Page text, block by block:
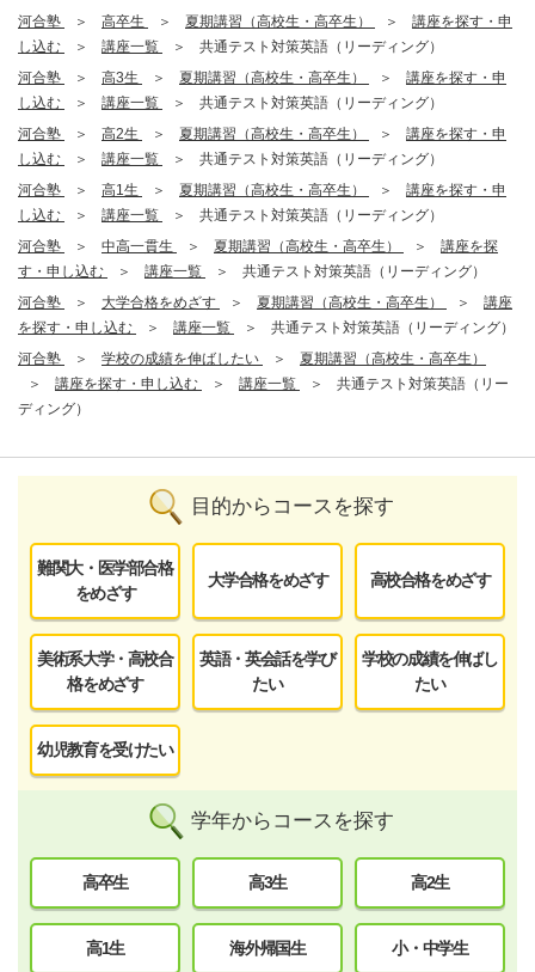
河合塾
高卒生 夏期講習（高校生・高卒生）
講座を探す・申
し込む
講座一覧
共通テスト対策英語（リーディング）
河合塾
高3生 夏期講習（高校生・高卒生）
講座を探す・申
し込む
講座一覧
共通テスト対策英語（リーディング）
河合塾
高2生 夏期講習（高校生・高卒生）
講座を探す・申
し込む
講座一覧
共通テスト対策英語（リーディング）
河合塾
高1生 夏期講習（高校生・高卒生）
講座を探す・申
し込む
講座一覧
共通テスト対策英語（リーディング）
河合塾
中高一貫生 夏期講習（高校生・高卒生）
講座を探
す・申し込む
講座一覧
共通テスト対策英語（リーディング）
河合塾
大学合格をめざす 夏期講習（高校生・高卒生）
講座
を探す・申し込む
講座一覧
共通テスト対策英語（リーディング）
河合塾
学校の成績を伸ばしたい
夏期講習（高校生・高卒生）
講座を探す・申し込む
講座一覧
共通テスト対策英語（リー
ディング）
目的からコースを探す
難関大・医学部合格
をめざす
大学合格をめざす 高校合格をめざす
美術系大学・高校合
格をめざす
英語・英会話を学び
たい
学校の成績を伸ばし
たい
幼児教育を受けたい
学年からコースを探す
高卒生 高3生 高2生
高1生 海外帰国生 小・中学生